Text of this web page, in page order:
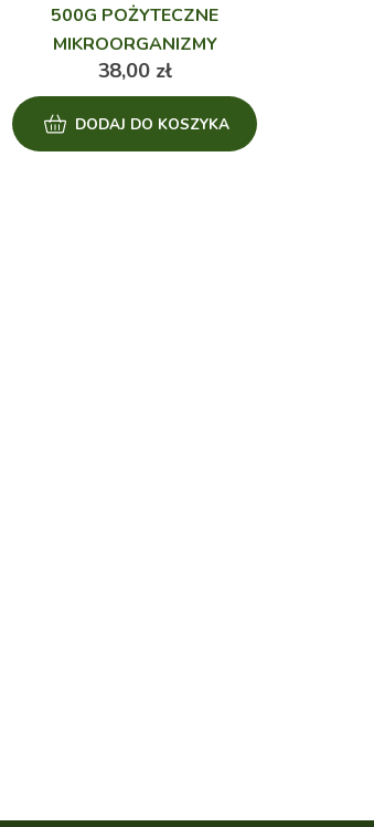
500G POŻYTECZNE
MIKROORGANIZMY
38,00 zł
DODAJ DO KOSZYKA